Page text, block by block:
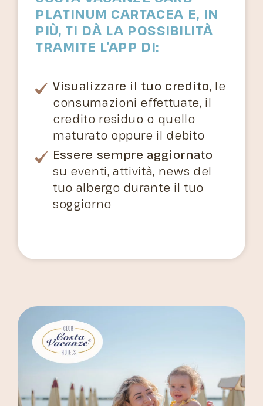
PLATINUM CARTACEA E, IN
PIÙ, TI DÀ LA POSSIBILITÀ
TRAMITE L’APP DI:
Visualizzare il tuo credito, le
consumazioni effettuate, il
credito residuo o quello
maturato oppure il debito
Essere sempre aggiornato
su eventi, attività, news del
tuo albergo durante il tuo
soggiorno